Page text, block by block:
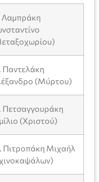
Λαμπράκη
Παντελάκη
(Μύρτου)
Πετσαγγουράκη
(Χριστού)
Πιτροπάκη Μιχαήλ